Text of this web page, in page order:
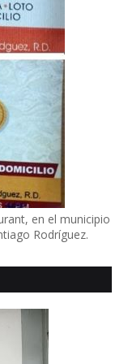
en el municipio
Rodríguez.